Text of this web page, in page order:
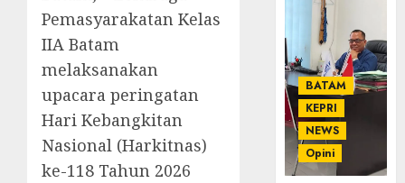
Pemasyarakatan Kelas
IIA Batam
melaksanakan
upacara peringatan
Hari Kebangkitan
Nasional (Harkitnas)
ke-118 Tahun 2026
BATAM
KEPRI
NEWS
Opini